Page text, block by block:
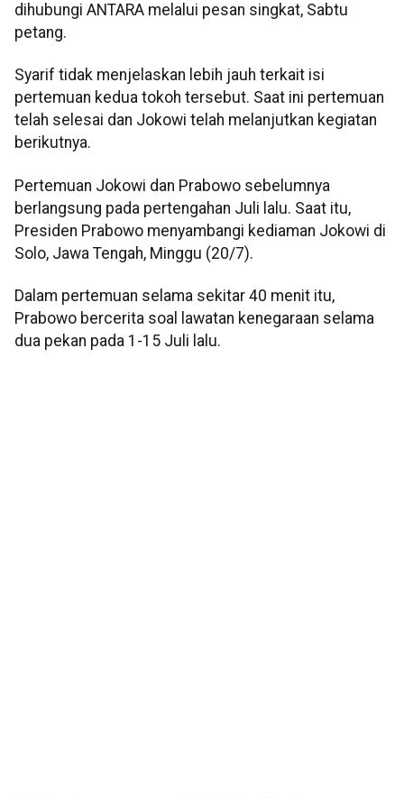
dihubungi ANTARA melalui pesan singkat, Sabtu
petang.
Syarif tidak menjelaskan lebih jauh terkait isi
pertemuan kedua tokoh tersebut. Saat ini pertemuan
telah selesai dan Jokowi telah melanjutkan kegiatan
berikutnya.
Pertemuan Jokowi dan Prabowo sebelumnya
berlangsung pada pertengahan Juli lalu. Saat itu,
Presiden Prabowo menyambangi kediaman Jokowi di
Solo, Jawa Tengah, Minggu (20/7).
Dalam pertemuan selama sekitar 40 menit itu,
Prabowo bercerita soal lawatan kenegaraan selama
dua pekan pada 1-15 Juli lalu.